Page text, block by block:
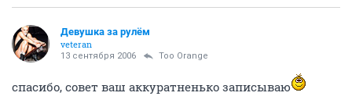
Девушка за рулём
veteran
13 сентября 2006 Too Orange
спасибо, совет ваш аккуратненько записываю